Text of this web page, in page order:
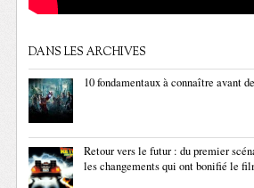
DANS LES ARCHIVES
10 fondamentaux à connaître avant
Retour vers le futur : du premier
les changements qui ont bonifié le